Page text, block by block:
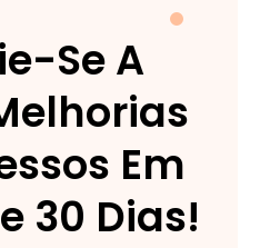
Se A
Em
30 Dias!